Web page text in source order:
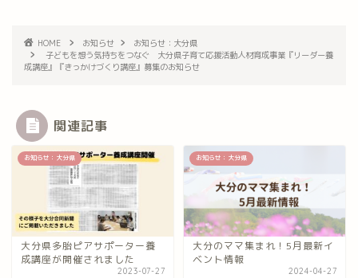
HOME お知らせ
お知らせ：大分県
子どもを想う気持ちをつなぐ 大分県子育て応援活動人材育成事業『リーダー養
成講座』『きっかけづくり講座』募集のお知らせ
関連記事
お知らせ：大分県
大分県多胎ピアサポーター養
成講座が開催されました
2023-07-27
お知らせ：大分県
大分のママ集まれ！5月最新イ
ベント情報
2024-04-27